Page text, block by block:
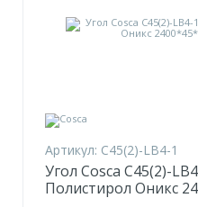
Артикул: C45(2)-LB4-1
Угол Cosca C45(2)-
Полистирол Оникс